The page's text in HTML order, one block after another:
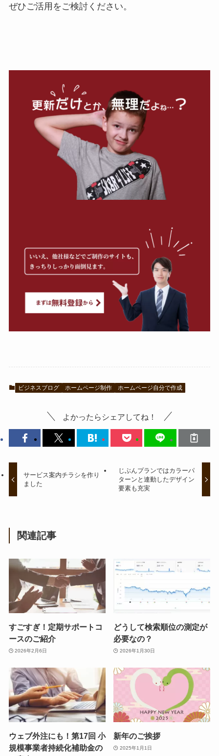
ぜひご活用をご検討ください。
ビジネスブログ ホームページ制作 ホームページ自分で作成
よかったらシェアしてね！
サービス案内チラシを作り
ました
じぶんプランではカラーパ
ターンと連動したデザイン
要素も充実
関連記事
すごすぎ！定期サポートコ
ースのご紹介
2026年2月6日
どうして検索順位の測定が
必要なの？
2026年1月30日
ウェブ外注にも！第17回 小
規模事業者持続化補助金の
新年のご挨拶
2025年1月1日